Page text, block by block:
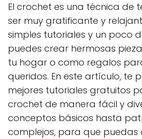
p
r
t
i
r
e
n
w
t
t
e
r
)
p
r
t
i
r
e
n
e
o
o
k
p
a
r
t
i
r
e
n
t
e
r
e
s
t
El crochet es una técnica de
ser muy gratificante y
simples tutoriales y un poco
puedes crear hermosas
tu hogar o como regalos
queridos. En este artículo, te
mejores tutoriales gratuitos
crochet de manera fácil y
conceptos básicos hasta
complejos, para que puedas